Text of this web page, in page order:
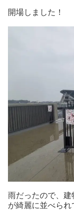
開場しました！
雨だったので、建
が綺麗に並べられ